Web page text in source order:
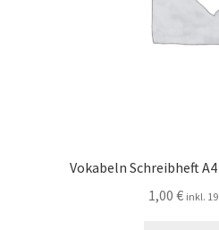
Vokabeln Schreibheft
1,00 € inkl.